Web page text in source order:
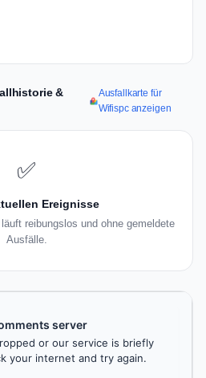
&
Ausfallkarte für
Wifispc anzeigen
✅
Ereignisse
reibungslos und ohne gemeldete
Ausfälle.
server
or our service is briefly
your internet and try again.